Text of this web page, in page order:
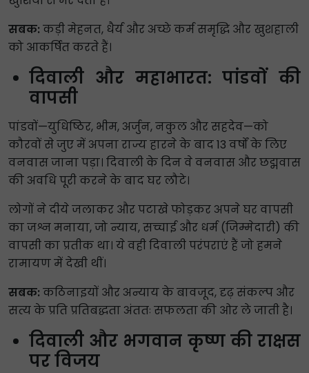
सबक: कड़ी मेहनत, धैर्य और अच्छे कर्म समृद्धि और खुशहाली
को आकर्षित करते हैं।
दिवाली और महाभारत: पांडवों की
वापसी
पांडवों—युधिष्ठिर, भीम, अर्जुन, नकुल और सहदेव—को
कौरवों से जुए में अपना राज्य हारने के बाद 13 वर्षों के लिए
वनवास जाना पड़ा। दिवाली के दिन वे वनवास और छद्मवास
की अवधि पूरी करने के बाद घर लौटे।
लोगों ने दीये जलाकर और पटाखे फोड़कर अपने घर वापसी
का जश्न मनाया, जो न्याय, सच्चाई और धर्म (जिम्मेदारी) की
वापसी का प्रतीक था। ये वही दिवाली परंपराएं हैं जो हमने
रामायण में देखी थीं।
सबक: कठिनाइयों और अन्याय के बावजूद, दृढ़ संकल्प और
सत्य के प्रति प्रतिबद्धता अंततः सफलता की ओर ले जाती है।
दिवाली और भगवान कृष्ण की राक्षस
पर विजय